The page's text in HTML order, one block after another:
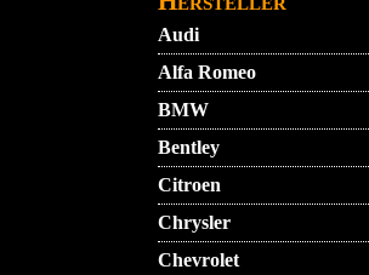
Audi
Alfa Romeo
BMW
Bentley
Citroen
Chrysler
Chevrolet